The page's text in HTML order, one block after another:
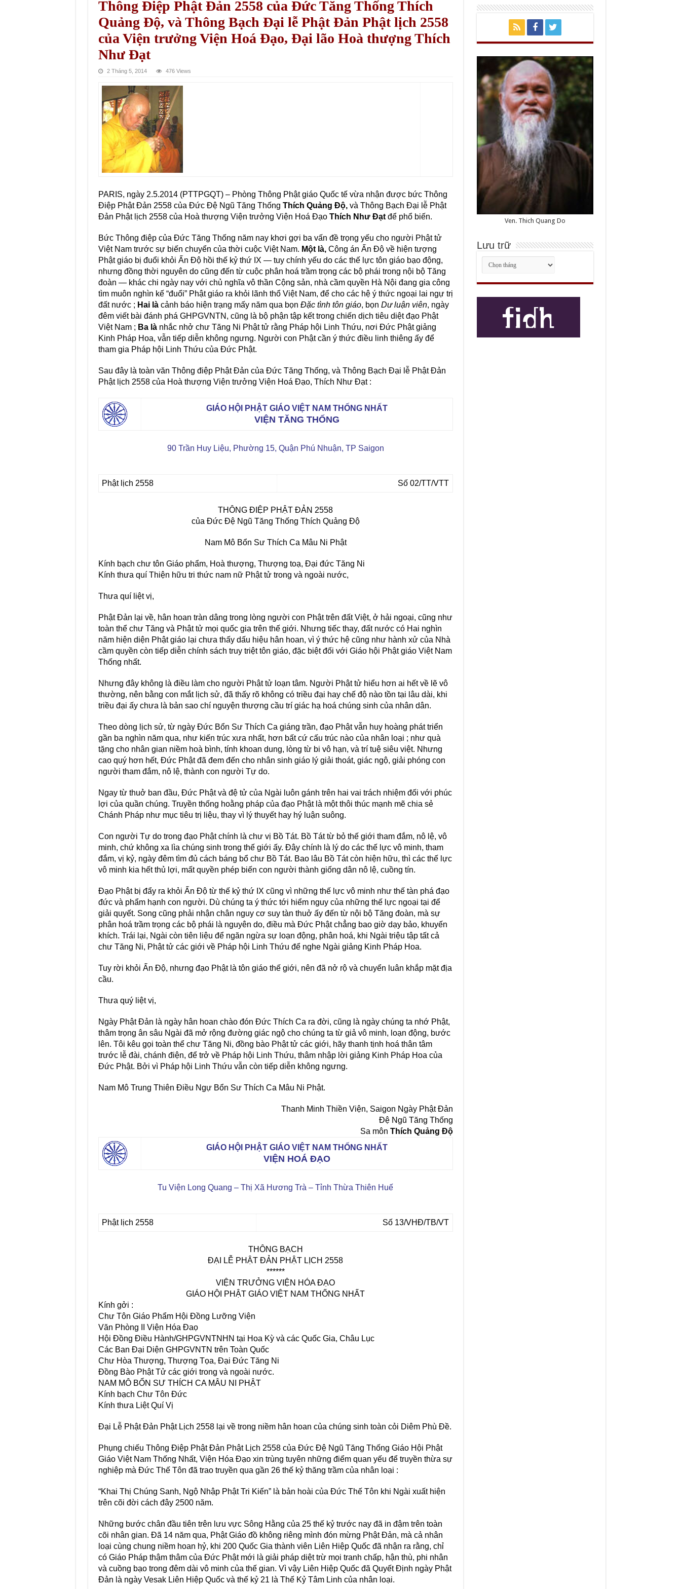
Thông Điệp Phật Đản 2558 của Đức Tăng Thống Thích
Quảng Độ, và Thông Bạch Đại lễ Phật Đản Phật lịch 2558
của Viện trưởng Viện Hoá Đạo, Đại lão Hoà thượng Thích
Như Đạt
2 Tháng 5, 2014 476 Views
PARIS, ngày 2.5.2014 (PTTPGQT) – Phòng Thông Phật giáo Quốc tế vừa nhận được bức Thông
Điệp Phật Đản 2558 của Đức Đệ Ngũ Tăng Thống Thích Quảng Độ,và Thông Bạch Đại lễ Phật
Đản Phật lịch 2558 của Hoà thượng Viện trưởng Viện Hoá Đạo Thích Như Đạtđể phổ biến.
Bức Thông điệp của Đức Tăng Thống năm nay khơi gợi ba vấn đề trọng yếu cho người Phật tử
Việt Nam trước sự biến chuyển của thời cuộc Việt Nam. Một là, Công án Ấn Độ về hiện tượng
Phật giáo bị đuổi khỏi Ấn Độ hồi thế kỷ thứ IX — tuy chính yếu do các thế lực tôn giáo bạo động,
nhưng đồng thời nguyên do cũng đến từ cuộc phân hoá trầm trọng các bộ phái trong nội bộ Tăng
đoàn — khác chi ngày nay với chủ nghĩa vô thần Cộng sản, nhà cầm quyền Hà Nội đang gia công
tìm muôn nghìn kế “đuổi” Phật giáo ra khỏi lãnh thổ Việt Nam, để cho các hệ ý thức ngoại lai ngự trị
đất nước ; Hai làcảnh báo hiện trạng mấy năm qua bọn Đặc tình tôn giáo, bọn Dư luận viên, ngày
đêm viết bài đánh phá GHPGVNTN, cũng là bộ phận tập kết trong chiến dịch tiêu diệt đạo Phật
Việt Nam ; Ba lànhắc nhở chư Tăng Ni Phật tử rằng Pháp hội Linh Thứu, nơi Đức Phật giảng
Kinh Pháp Hoa, vẫn tiếp diễn không ngưng. Người con Phật cần ý thức điều linh thiêng ấy để
tham gia Pháp hội Linh Thứu của Đức Phật.
Sau đây là toàn văn Thông điệp Phật Đản của Đức Tăng Thống, và Thông Bạch Đại lễ Phật Đản
Phật lịch 2558 của Hoà thượng Viện trưởng Viện Hoá Đạo, Thích Như Đạt :
GIÁO HỘI PHẬT GIÁO VIỆT NAM THỐNG NHẤT
VIỆN TĂNG THỐNG
90 Trần Huy Liệu, Phường 15, Quận Phú Nhuận, TP Saigon
Phật lịch 2558 Số 02/TT/VTT
THÔNG ĐIỆP PHẬT ĐẢN 2558
của Đức Đệ Ngũ Tăng Thống Thích Quảng Độ
Nam Mô Bổn Sư Thích Ca Mâu Ni Phật
Kính bạch chư tôn Giáo phẩm, Hoà thượng, Thượng toạ, Đại đức Tăng Ni
Kính thưa quí Thiện hữu tri thức nam nữ Phật tử trong và ngoài nước,
Thưa quí liệt vị,
Phật Đản lại về, hân hoan tràn dâng trong lòng người con Phật trên đất Việt, ở hải ngoại, cũng như
toàn thể chư Tăng và Phật tử mọi quốc gia trên thế giới. Nhưng tiếc thay, đất nước có Hai nghìn
năm hiện diện Phật giáo lại chưa thấy dấu hiệu hân hoan, vì ý thức hệ cũng như hành xử của Nhà
cầm quyền còn tiếp diễn chính sách truy triệt tôn giáo, đặc biệt đối với Giáo hội Phật giáo Việt Nam
Thống nhất.
Nhưng đây không là điều làm cho người Phật tử loạn tâm. Người Phật tử hiểu hơn ai hết về lẽ vô
thường, nên bằng con mắt lịch sử, đã thấy rõ không có triều đại hay chế độ nào tồn tại lâu dài, khi
triều đại ấy chưa là bản sao chí nguyện thượng cầu trí giác hạ hoá chúng sinh của nhân dân.
Theo dòng lịch sử, từ ngày Đức Bổn Sư Thích Ca giáng trần, đạo Phật vẫn huy hoàng phát triển
gần ba nghìn năm qua, như kiến trúc xưa nhất, hơn bất cứ cấu trúc nào của nhân loại ; như quà
tặng cho nhân gian niềm hoà bình, tính khoan dung, lòng từ bi vô hạn, và trí tuệ siêu việt. Nhưng
cao quý hơn hết, Đức Phật đã đem đến cho nhân sinh giáo lý giải thoát, giác ngộ, giải phóng con
người tham đắm, nô lệ, thành con người Tự do.
Ngay từ thuở ban đầu, Đức Phật và đệ tử của Ngài luôn gánh trên hai vai trách nhiệm đối với phúc
lợi của quần chúng. Truyền thống hoằng pháp của đạo Phật là một thôi thúc mạnh mẽ chia sẻ
Chánh Pháp như mục tiêu trị liệu, thay vì lý thuyết hay hý luận suông.
Con người Tự do trong đạo Phật chính là chư vị Bồ Tát. Bồ Tát từ bỏ thế giới tham đắm, nô lệ, vô
minh, chứ không xa lìa chúng sinh trong thế giới ấy. Đây chính là lý do các thế lực vô minh, tham
đắm, vị kỷ, ngày đêm tìm đủ cách báng bổ chư Bồ Tát. Bao lâu Bồ Tát còn hiện hữu, thì các thế lực
vô minh kia hết thủ lợi, mất quyền phép biến con người thành giống dân nô lệ, cuồng tín.
Đạo Phật bị đẩy ra khỏi Ấn Độ từ thế kỷ thứ IX cũng vì những thế lực vô minh như thế tàn phá đạo
đức và phẩm hạnh con người. Dù chúng ta ý thức tới hiểm nguy của những thế lực ngoại tại để
giải quyết. Song cũng phải nhận chân nguy cơ suy tàn thuở ấy đến từ nội bộ Tăng đoàn, mà sự
phân hoá trầm trọng các bộ phái là nguyên do, điều mà Đức Phật chẳng bao giờ dạy bảo, khuyến
khích. Trái lại, Ngài còn tiên liệu để ngăn ngừa sự loạn động, phân hoá, khi Ngài triệu tập tất cả
chư Tăng Ni, Phật tử các giới về Pháp hội Linh Thứu để nghe Ngài giảng Kinh Pháp Hoa.
Tuy rời khỏi Ấn Độ, nhưng đạo Phật là tôn giáo thế giới, nên đã nở rộ và chuyển luân khắp mặt địa
cầu.
Thưa quý liệt vị,
Ngày Phật Đản là ngày hân hoan chào đón Đức Thích Ca ra đời, cũng là ngày chúng ta nhớ Phật,
thâm trọng ân sâu Ngài đã mở rộng đường giác ngộ cho chúng ta từ giả vô minh, loạn động, bước
lên. Tôi kêu gọi toàn thể chư Tăng Ni, đồng bào Phật tử các giới, hãy thanh tịnh hoá thân tâm
trước lễ đài, chánh điện, để trở về Pháp hội Linh Thứu, thâm nhập lời giảng Kinh Pháp Hoa của
Đức Phật. Bởi vì Pháp hội Linh Thứu vẫn còn tiếp diễn không ngưng.
Nam Mô Trung Thiên Điều Ngự Bổn Sư Thích Ca Mâu Ni Phật.
Thanh Minh Thiền Viện, Saigon Ngày Phật Đản
Đệ Ngũ Tăng Thống
Sa môn Thích Quảng Độ
GIÁO HỘI PHẬT GIÁO VIỆT NAM THỐNG NHẤT
VIỆN HOÁ ĐẠO
Tu Viện Long Quang – Thị Xã Hương Trà – Tỉnh Thừa Thiên Huế
Phật lịch 2558 Số 13/VHĐ/TB/VT
THÔNG BẠCH
ĐẠI LỄ PHẬT ĐẢN PHẬT LỊCH 2558
******
VIỆN TRƯỞNG VIỆN HÓA ĐẠO
GIÁO HỘI PHẬT GIÁO VIỆT NAM THỐNG NHẤT
Kính gởi :
Chư Tôn Giáo Phẩm Hội Đồng Lưỡng Viện
Văn Phòng II Viện Hóa Đaọ
Hội Đồng Điều Hành/GHPGVNTNHN tại Hoa Kỳ và các Quốc Gia, Châu Lục
Các Ban Đại Diện GHPGVNTN trên Toàn Quốc
Chư Hòa Thượng, Thượng Tọa, Đại Đức Tăng Ni
Đồng Bào Phật Tử các giới trong và ngoài nước.
NAM MÔ BỔN SƯ THÍCH CA MÂU NI PHẬT
Kính bạch Chư Tôn Đức
Kính thưa Liệt Quí Vị
Đại Lễ Phật Đản Phật Lịch 2558 lại về trong niềm hân hoan của chúng sinh toàn cỏi Diêm Phù Đề.
Phụng chiếu Thông Điệp Phật Đản Phật Lịch 2558 của Đức Đệ Ngũ Tăng Thống Giáo Hội Phật
Giáo Việt Nam Thống Nhất, Viện Hóa Đạo xin trùng tuyên những điểm quan yếu để truyền thừa sự
nghiệp mà Đức Thế Tôn đã trao truyền qua gần 26 thế kỷ thăng trầm của nhân loại :
“Khai Thị Chúng Sanh, Ngộ Nhập Phật Tri Kiến” là bản hoài của Đức Thế Tôn khi Ngài xuất hiện
trên cõi đời cách đây 2500 năm.
Những bước chân đầu tiên trên lưu vực Sông Hằng của 25 thế kỷ trước nay đã in đậm trên toàn
cõi nhân gian. Đã 14 năm qua, Phật Giáo đồ không riêng mình đón mừng Phật Đản, mà cả nhân
loại cùng chung niềm hoan hỷ, khi 200 Quốc Gia thành viên Liên Hiệp Quốc đã nhận ra rằng, chỉ
có Giáo Pháp thậm thâm của Đức Phật mới là giải pháp diệt trừ mọi tranh chấp, hận thù, phi nhân
và cuồng bạo trong đêm dài vô minh của thế gian. Vì vậy Liên Hiệp Quốc đã Quyết Định ngày Phật
Đản là ngày Vesak Liên Hiệp Quốc và thế kỷ 21 là Thế Kỷ Tâm Linh của nhân loại.
Ven. Thich Quang Do
Lưu trữ
Lưu
trữ